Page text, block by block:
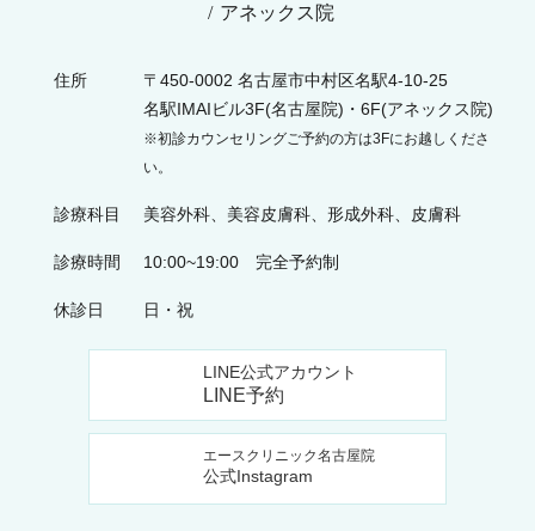
アネックス院
住所
〒450-0002 名古屋市中村区名駅4-10-25
名駅IMAIビル3F(名古屋院)・6F(アネックス院)
※初診カウンセリングご予約の方は3Fにお越しくださ
い。
診療科目 美容外科、美容皮膚科、形成外科、皮膚科
診療時間 10:00~19:00 完全予約制
休診日 日・祝
LINE公式アカウント
LINE予約
エースクリニック名古屋院
公式Instagram